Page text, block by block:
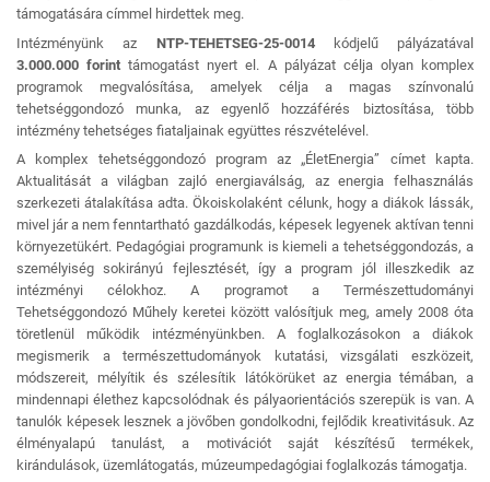
támogatására címmel hirdettek meg.
Intézményünk az NTP-TEHETSEG-25-0014kódjelű pályázatával
3.000.000 forint támogatást nyert el. A pályázat célja olyan komplex
programok megvalósítása, amelyek célja a magas színvonalú
tehetséggondozó munka, az egyenlő hozzáférés biztosítása, több
intézmény tehetséges fiataljainak együttes részvételével.
A komplex tehetséggondozó program az „ÉletEnergia” címet kapta.
Aktualitását a világban zajló energiaválság, az energia felhasználás
szerkezeti átalakítása adta. Ökoiskolaként célunk, hogy a diákok lássák,
mivel jár a nem fenntartható gazdálkodás, képesek legyenek aktívan tenni
környezetükért. Pedagógiai programunk is kiemeli a tehetséggondozás, a
személyiség sokirányú fejlesztését, így a program jól illeszkedik az
intézményi célokhoz. A programot a Természettudományi
Tehetséggondozó Műhely keretei között valósítjuk meg, amely 2008 óta
töretlenül működik intézményünkben. A foglalkozásokon a diákok
megismerik a természettudományok kutatási, vizsgálati eszközeit,
módszereit, mélyítik és szélesítik látókörüket az energia témában, a
mindennapi élethez kapcsolódnak és pályaorientációs szerepük is van. A
tanulók képesek lesznek a jövőben gondolkodni, fejlődik kreativitásuk. Az
élményalapú tanulást, a motivációt saját készítésű termékek,
kirándulások, üzemlátogatás, múzeumpedagógiai foglalkozás támogatja.